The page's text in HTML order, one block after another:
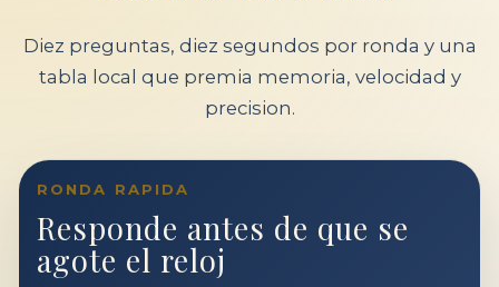
Diez preguntas, diez segundos por ronda y una
tabla local que premia memoria, velocidad y
precision.
RONDA RAPIDA
Responde antes de que se
agote el reloj